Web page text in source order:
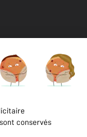
d'honoraires